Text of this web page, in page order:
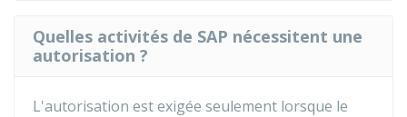
Quelles activités de SAP nécessitent une
autorisation ?
L'autorisation est exigée seulement lorsque le